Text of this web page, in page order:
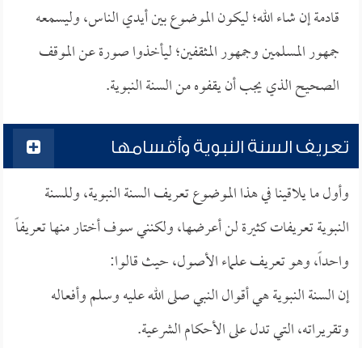
قادمة إن شاء الله؛ ليكون الموضوع بين أيدي الناس، وليسمعه
جمهور المسلمين وجمهور المثقفين؛ ليأخذوا صورة عن الموقف
الصحيح الذي يجب أن يقفوه من السنة النبوية.
تعريف السنة النبوية وأقسامها
وأول ما يلاقينا في هذا الموضوع تعريف السنة النبوية، وللسنة
النبوية تعريفات كثيرة لن أعرضها، ولكنني سوف أختار منها تعريفاً
واحداً، وهو تعريف علماء الأصول، حيث قالوا:
إن السنة النبوية هي أقوال النبي صلى الله عليه وسلم وأفعاله
وتقريراته، التي تدل على الأحكام الشرعية.